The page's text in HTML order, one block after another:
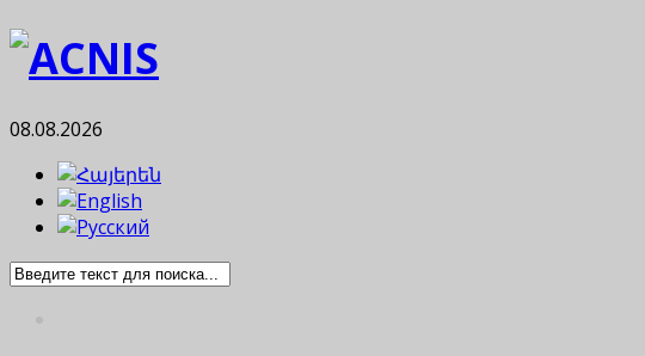
08.08.2026